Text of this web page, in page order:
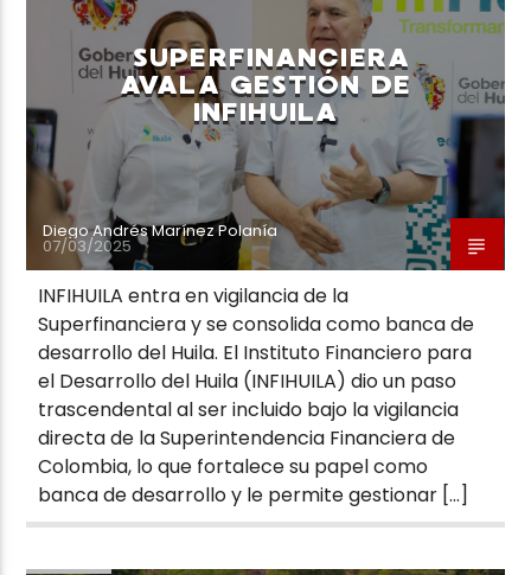
Neiva Estereo
SUPERFINANCIERA
AVALA GESTIÓN DE
INFIHUILA
Diego Andrés Marínez Polanía
07/03/2025
INFIHUILA entra en vigilancia de la
Superfinanciera y se consolida como banca de
desarrollo del Huila. El Instituto Financiero para
el Desarrollo del Huila (INFIHUILA) dio un paso
trascendental al ser incluido bajo la vigilancia
directa de la Superintendencia Financiera de
Colombia, lo que fortalece su papel como
banca de desarrollo y le permite gestionar […]